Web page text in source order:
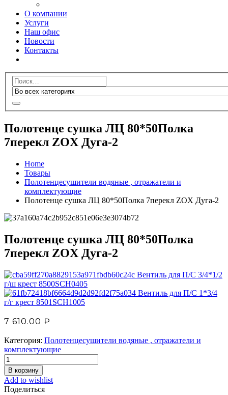
О компании
Услуги
Наш офис
Новости
Контакты
Полотенце сушка ЛЦ 80*50Полка
7перекл ZOX Дуга-2
Home
Товары
Полотенцесушители водяные , отражатели и
комплектующие
Полотенце сушка ЛЦ 80*50Полка 7перекл ZOX Дуга-2
Полотенце сушка ЛЦ 80*50Полка
7перекл ZOX Дуга-2
Вентиль для П/С 3/4*1/2
г/ш крест 8500SCH0405
Вентиль для П/С 1*3/4
г/г крест 8501SCH1005
7 610.00 ₽
Категория: Полотенцесушители водяные , отражатели и
комплектующие
В корзину
Add to wishlist
Поделиться